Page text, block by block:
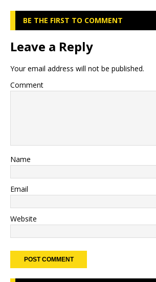
BE THE FIRST TO COMMENT
Leave a Reply
Your email address will not be published.
Comment
Name
Email
Website